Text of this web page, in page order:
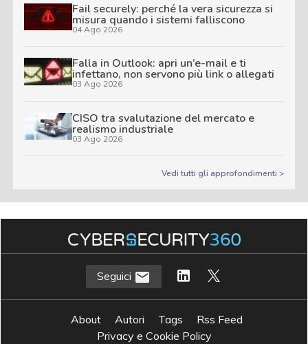
Fail securely: perché la vera sicurezza si
misura quando i sistemi falliscono
04 Ago 2026
Falla in Outlook: apri un’e-mail e ti
infettano, non servono più link o allegati
03 Ago 2026
CISO tra svalutazione del mercato e
realismo industriale
03 Ago 2026
Vedi tutti gli approfondimenti >
Seguici
About Autori Tags
Rss Feed
Privacy e Cookie Policy